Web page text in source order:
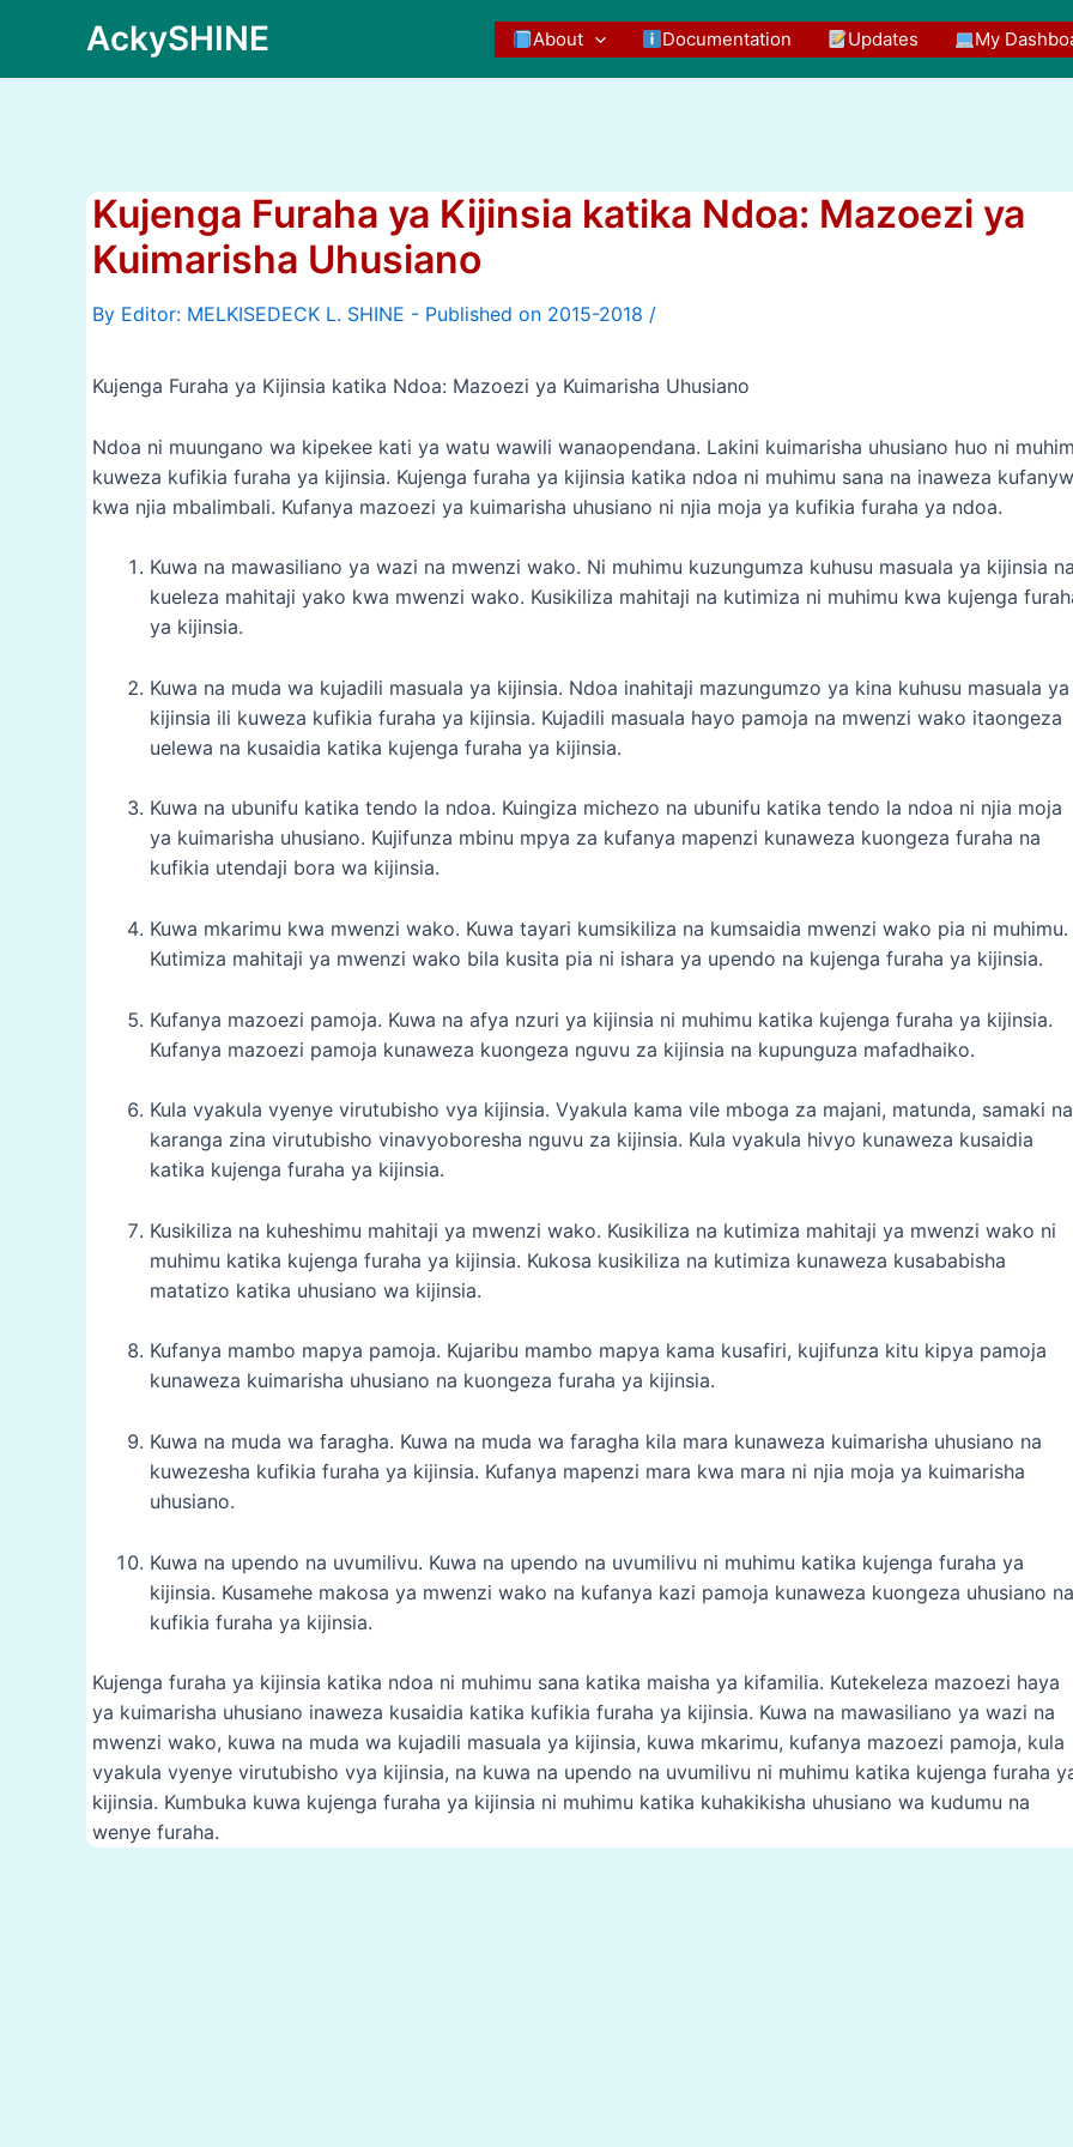
content
AckySHINE About Documentation Updates My
Kujenga Furaha ya Kijinsia katika Ndoa: Mazoezi ya
Kuimarisha Uhusiano
By /
Kujenga Furaha ya Kijinsia katika Ndoa: Mazoezi ya Kuimarisha Uhusiano
Ndoa ni muungano wa kipekee kati ya watu wawili wanaopendana. Lakini kuimarisha uhusiano huo ni
kuweza kufikia furaha ya kijinsia. Kujenga furaha ya kijinsia katika ndoa ni muhimu sana na inaweza
kwa njia mbalimbali. Kufanya mazoezi ya kuimarisha uhusiano ni njia moja ya kufikia furaha ya ndoa.
Kuwa na mawasiliano ya wazi na mwenzi wako. Ni muhimu kuzungumza kuhusu masuala ya kijinsia
kueleza mahitaji yako kwa mwenzi wako. Kusikiliza mahitaji na kutimiza ni muhimu kwa kujenga
ya kijinsia.
Kuwa na muda wa kujadili masuala ya kijinsia. Ndoa inahitaji mazungumzo ya kina kuhusu masuala ya
kijinsia ili kuweza kufikia furaha ya kijinsia. Kujadili masuala hayo pamoja na mwenzi wako itaongeza
uelewa na kusaidia katika kujenga furaha ya kijinsia.
Kuwa na ubunifu katika tendo la ndoa. Kuingiza michezo na ubunifu katika tendo la ndoa ni njia moja
ya kuimarisha uhusiano. Kujifunza mbinu mpya za kufanya mapenzi kunaweza kuongeza furaha na
kufikia utendaji bora wa kijinsia.
Kuwa mkarimu kwa mwenzi wako. Kuwa tayari kumsikiliza na kumsaidia mwenzi wako pia ni muhimu.
Kutimiza mahitaji ya mwenzi wako bila kusita pia ni ishara ya upendo na kujenga furaha ya kijinsia.
Kufanya mazoezi pamoja. Kuwa na afya nzuri ya kijinsia ni muhimu katika kujenga furaha ya kijinsia.
Kufanya mazoezi pamoja kunaweza kuongeza nguvu za kijinsia na kupunguza mafadhaiko.
Kula vyakula vyenye virutubisho vya kijinsia. Vyakula kama vile mboga za majani, matunda, samaki na
karanga zina virutubisho vinavyoboresha nguvu za kijinsia. Kula vyakula hivyo kunaweza kusaidia
katika kujenga furaha ya kijinsia.
Kusikiliza na kuheshimu mahitaji ya mwenzi wako. Kusikiliza na kutimiza mahitaji ya mwenzi wako ni
muhimu katika kujenga furaha ya kijinsia. Kukosa kusikiliza na kutimiza kunaweza kusababisha
matatizo katika uhusiano wa kijinsia.
Kufanya mambo mapya pamoja. Kujaribu mambo mapya kama kusafiri, kujifunza kitu kipya pamoja
kunaweza kuimarisha uhusiano na kuongeza furaha ya kijinsia.
Kuwa na muda wa faragha. Kuwa na muda wa faragha kila mara kunaweza kuimarisha uhusiano na
kuwezesha kufikia furaha ya kijinsia. Kufanya mapenzi mara kwa mara ni njia moja ya kuimarisha
uhusiano.
Kuwa na upendo na uvumilivu. Kuwa na upendo na uvumilivu ni muhimu katika kujenga furaha ya
kijinsia. Kusamehe makosa ya mwenzi wako na kufanya kazi pamoja kunaweza kuongeza uhusiano na
kufikia furaha ya kijinsia.
Kujenga furaha ya kijinsia katika ndoa ni muhimu sana katika maisha ya kifamilia. Kutekeleza mazoezi haya
ya kuimarisha uhusiano inaweza kusaidia katika kufikia furaha ya kijinsia. Kuwa na mawasiliano ya wazi na
mwenzi wako, kuwa na muda wa kujadili masuala ya kijinsia, kuwa mkarimu, kufanya mazoezi pamoja, kula
vyakula vyenye virutubisho vya kijinsia, na kuwa na upendo na uvumilivu ni muhimu katika kujenga furaha
kijinsia. Kumbuka kuwa kujenga furaha ya kijinsia ni muhimu katika kuhakikisha uhusiano wa kudumu na
wenye furaha.